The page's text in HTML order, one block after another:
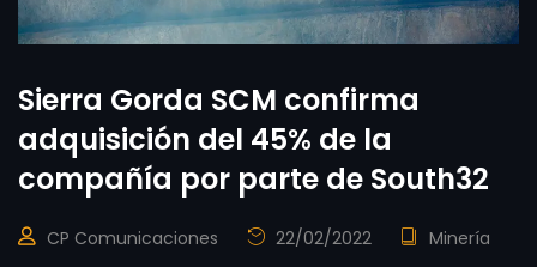
Sierra Gorda SCM confirma
adquisición del 45% de la
compañía por parte de South32
CP Comunicaciones 22/02/2022 Minería